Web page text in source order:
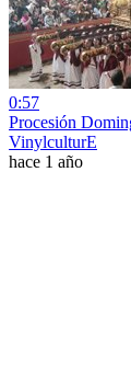
0:57
Procesión
VinylculturE
hace 1 año